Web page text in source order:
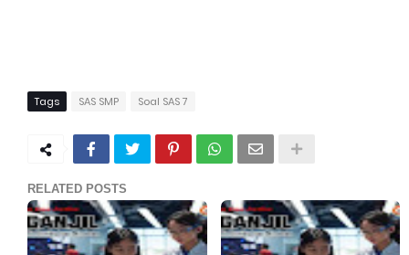
Tags SAS SMP Soal SAS 7
RELATED POSTS